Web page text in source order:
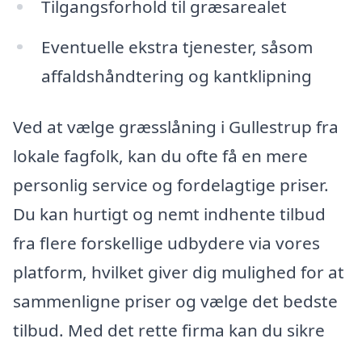
Tilgangsforhold til græsarealet
Eventuelle ekstra tjenester, såsom
affaldshåndtering og kantklipning
Ved at vælge græsslåning i Gullestrup fra
lokale fagfolk, kan du ofte få en mere
personlig service og fordelagtige priser.
Du kan hurtigt og nemt indhente tilbud
fra flere forskellige udbydere via vores
platform, hvilket giver dig mulighed for at
sammenligne priser og vælge det bedste
tilbud. Med det rette firma kan du sikre